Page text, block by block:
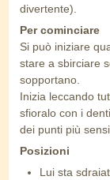
divertente).
Per cominciare
Si può iniziare
stare a sbirciare
sopportano.
Inizia leccando
sfioralo con i
dei punti più
Posizioni
Lui sta